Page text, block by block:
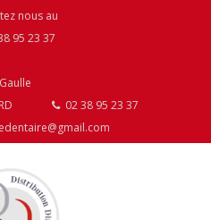
nous au
95 23 37
02 38 95 23 37